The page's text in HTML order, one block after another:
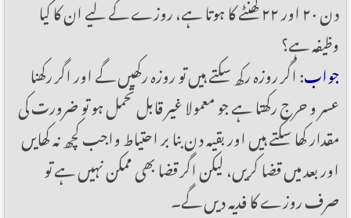
دن ۲۰ اور ۲۲ گھنٹے کا ہوتا ہے، روزے کے لیے ان کا کیا
وظیفہ ہے؟
جواب: اگر روزہ رکھ سکتے ہیں تو روزہ رکھیں گے اور اگر رکھنا
عسر و حرج رکھتا ہے جو معمولا غیر قابل تحمل ہو تو ضرورت کی
مقدار کھا سکتے ہیں اور بقیہ دن بنا بر احتیاط واجب کچھ نہ کھایں
اور بعد میں قضا کریں، لیکن اگر قضا بھی ممکن نہیں ہے تو
صرف روزے کا فدیہ دیں گے۔